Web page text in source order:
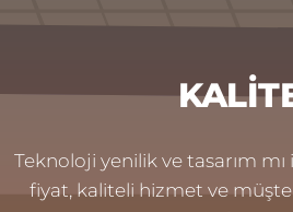
Teknoloji yenilik ve tasarım
fiyat, kaliteli hizmet ve